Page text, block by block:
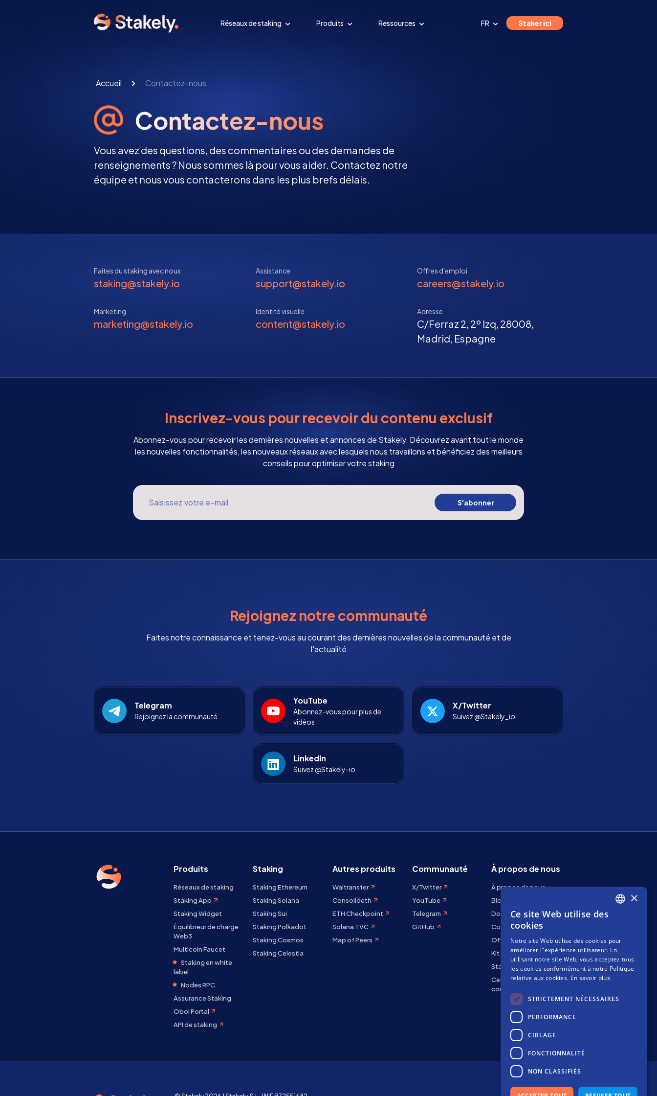
Réseaux de staking Produits Ressources FR Staker ici
Accueil Contactez-nous
Contactez-nous
Vous avez des questions, des commentaires ou des demandes de
renseignements ? Nous sommes là pour vous aider. Contactez notre
équipe et nous vous contacterons dans les plus brefs délais.
Faites du staking avec nous
staking@stakely.io
Assistance
support@stakely.io
Offres d'emploi
careers@stakely.io
Marketing
marketing@stakely.io
Identité visuelle
content@stakely.io
Adresse
C/Ferraz 2, 2º Izq, 28008,
Madrid, Espagne
Inscrivez-vous pour recevoir du contenu exclusif
Abonnez-vous pour recevoir les dernières nouvelles et annonces de Stakely. Découvrez avant tout le monde
les nouvelles fonctionnalités, les nouveaux réseaux avec lesquels nous travaillons et bénéficiez des meilleurs
conseils pour optimiser votre staking
Saisissez votre e-mail S'abonner
Rejoignez notre communauté
Faites notre connaissance et tenez-vous au courant des dernières nouvelles de la communauté et de
l'actualité
Telegram
Rejoignez la communauté
YouTube
Abonnez-vous pour plus de
vidéos
X/Twitter
Suivez @Stakely_io
LinkedIn
Suivez @Stakely-io
Produits
Réseaux de staking
Staking App
Staking Widget
Équilibreur de charge
Web3
Multicoin Faucet
Staking en white
label
Nodes RPC
Assurance Staking
Obol Portal
API de staking
Staking
Staking Ethereum
Staking Solana
Staking Sui
Staking Polkadot
Staking Cosmos
Staking Celestia
Autres produits
Waltransfer
Consolideth
ETH Checkpoint
Solana TVC
Map of Peers
Communauté
X/Twitter
YouTube
Telegram
GitHub
À propos de nous
À propos de nous
Blog
Docs
Contactez-nous
Offres d'emploi
Kit de marque
Staking Rewards
Centre de
confidentialité
Politique de cookies
Conditions
FRENCH
×
Ce site Web utilise des
cookies
Notre site Web utilise des cookies pour
améliorer l"expérience utilisateur. En
utilisant notre site Web, vous acceptez tous
les cookies conformément à notre Politique
relative aux cookies. En savoir plus
STRICTEMENT NÉCESSAIRES
PERFORMANCE
CIBLAGE
FONCTIONNALITÉ
NON CLASSIFIÉS